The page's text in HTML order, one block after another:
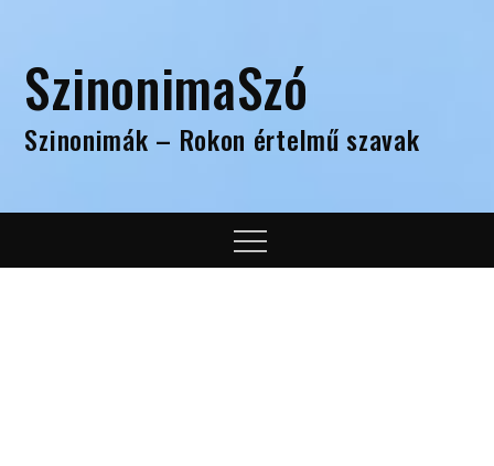
contentSzinonimaSzó
Szinonimák – Rokon értelmű szavak
Menu